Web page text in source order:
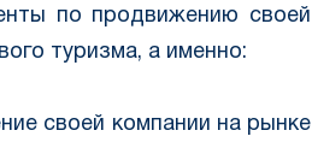
по продвижению своей
туризма, а именно:
своей компании на рынке